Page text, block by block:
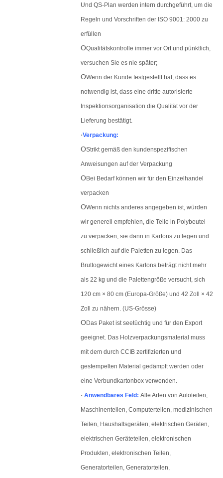
Und QS-Plan werden intern durchgeführt, um die
Regeln und Vorschriften der ISO 9001: 2000 zu
erfüllen
OQualitätskontrolle immer vor Ort und pünktlich,
versuchen Sie es nie später;
OWenn der Kunde festgestellt hat, dass es
notwendig ist, dass eine dritte autorisierte
Inspektionsorganisation die Qualität vor der
Lieferung bestätigt.
·Verpackung:
OStrikt gemäß den kundenspezifischen
Anweisungen auf der Verpackung
OBei Bedarf können wir für den Einzelhandel
verpacken
OWenn nichts anderes angegeben ist, würden
wir generell empfehlen, die Teile in Polybeutel
zu verpacken, sie dann in Kartons zu legen und
schließlich auf die Paletten zu legen. Das
Bruttogewicht eines Kartons beträgt nicht mehr
als 22 kg und die Palettengröße versucht, sich
120 cm × 80 cm (Europa-Größe) und 42 Zoll × 42
Zoll zu nähern. (US-Grösse)
ODas Paket ist seetüchtig und für den Export
geeignet. Das Holzverpackungsmaterial muss
mit dem durch CCIB zertifizierten und
gestempelten Material gedämpft werden oder
eine Verbundkartonbox verwenden.
· Anwendbares Feld: Alle Arten von Autoteilen,
Maschinenteilen, Computerteilen, medizinischen
Teilen, Haushaltsgeräten, elektrischen Geräten,
elektrischen Geräteteilen, elektronischen
Produkten, elektronischen Teilen,
Generatorteilen, Generatorteilen,